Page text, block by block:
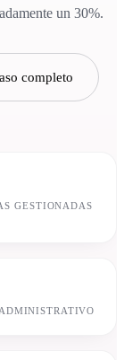
un 30%.
completo
GESTIONADAS